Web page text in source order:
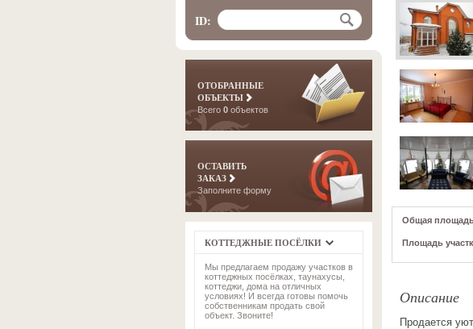
ID:
ОТОБРАННЫЕ
ОБЪЕКТЫ
Всего 0 объектов
ОСТАВИТЬ
ЗАКАЗ
Заполните форму
КОТТЕДЖНЫЕ ПОСЁЛКИ
Мы предлагаем продажу участков в
коттеджных посёлках, таунахусы,
коттеджи, дома на отличных
условиях! И всегда готовы помочь
собственникам продать свой
объект. Звоните!
Общая
Площадь
Описание
Продается